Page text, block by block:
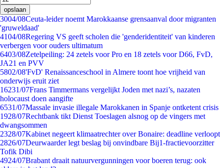
opslaan
3004/08Ceuta-leider noemt Marokkaanse grensaanval door migranten
'gruweldaad'
4104/08Regering VS geeft scholen die 'genderidentiteit' van kinderen
verbergen voor ouders ultimatum
6403/08Zetelpeiling: 24 zetels voor Pro en 18 zetels voor D66, FvD,
JA21 en PVV
5802/08'FvD' Renaissanceschool in Almere toont hoe vrijheid van
onderwijs eruit ziet
16231/07Frans Timmermans vergelijkt Joden met nazi’s, nazaten
holocaust doen aangifte
6531/07Massale invasie illegale Marokkanen in Spanje ontketent crisis
1928/07Rechtbank tikt Dienst Toeslagen alsnog op de vingers met
dwangsommen
2328/07Kabinet negeert klimaatrechter over Bonaire: deadline verloopt
2826/07Deurwaarder legt beslag bij onvindbare Bij1-fractievoorzitter
Tofik Dibi
4924/07Brabant draait natuurvergunningen voor boeren terug: ook